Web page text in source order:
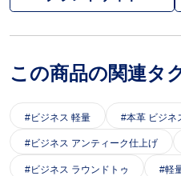
この商品の関連タ
ビジネス 軽量 本革 ビジネ
ビジネス アンティーク仕上げ
ビジネス ラウンドトゥ 軽